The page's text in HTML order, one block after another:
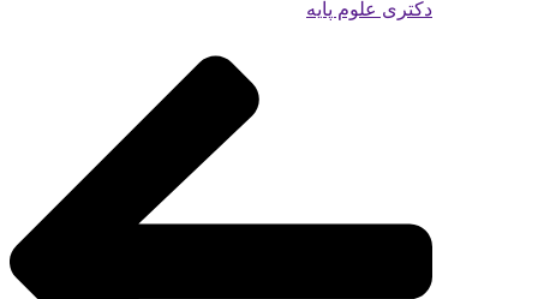
دکتری علوم پایه